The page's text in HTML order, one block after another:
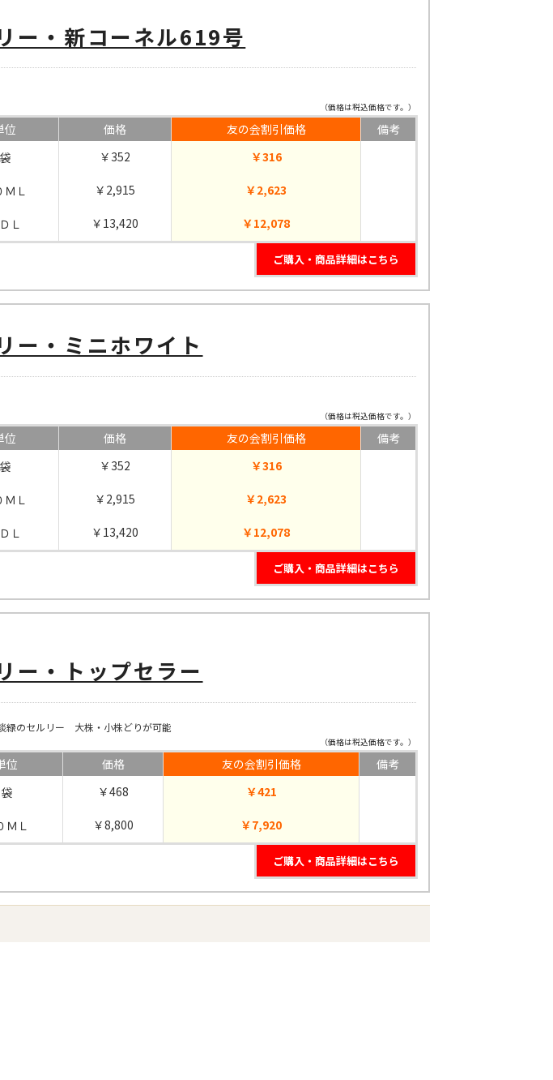
ー・新コーネル619号
（価格は税込価格です。）
位 価格 友の会割引価格
備考
袋
￥352 ￥316
ＭＬ ￥2,915 ￥2,623
Ｌ ￥13,420 ￥12,078
ご購入・商品詳細はこちら
ー・ミニホワイト
（価格は税込価格です。）
位 価格 友の会割引価格
備考
袋
￥352 ￥316
ＭＬ ￥2,915 ￥2,623
Ｌ ￥13,420 ￥12,078
ご購入・商品詳細はこちら
ー・トップセラー
緑のセルリー 大株・小株どりが可能
（価格は税込価格です。）
位 価格 友の会割引価格
備考
袋
￥468 ￥421
ＭＬ ￥8,800 ￥7,920
ご購入・商品詳細はこちら